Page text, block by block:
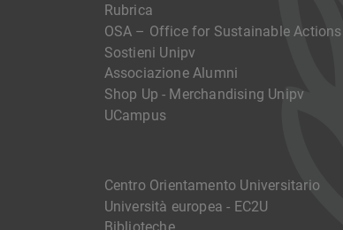
Rubrica
OSA – Office for Sustainable Actions
Sostieni Unipv
Associazione Alumni
Shop Up - Merchandising Unipv
UCampus
Centro Orientamento Universitario
Università europea - EC2U